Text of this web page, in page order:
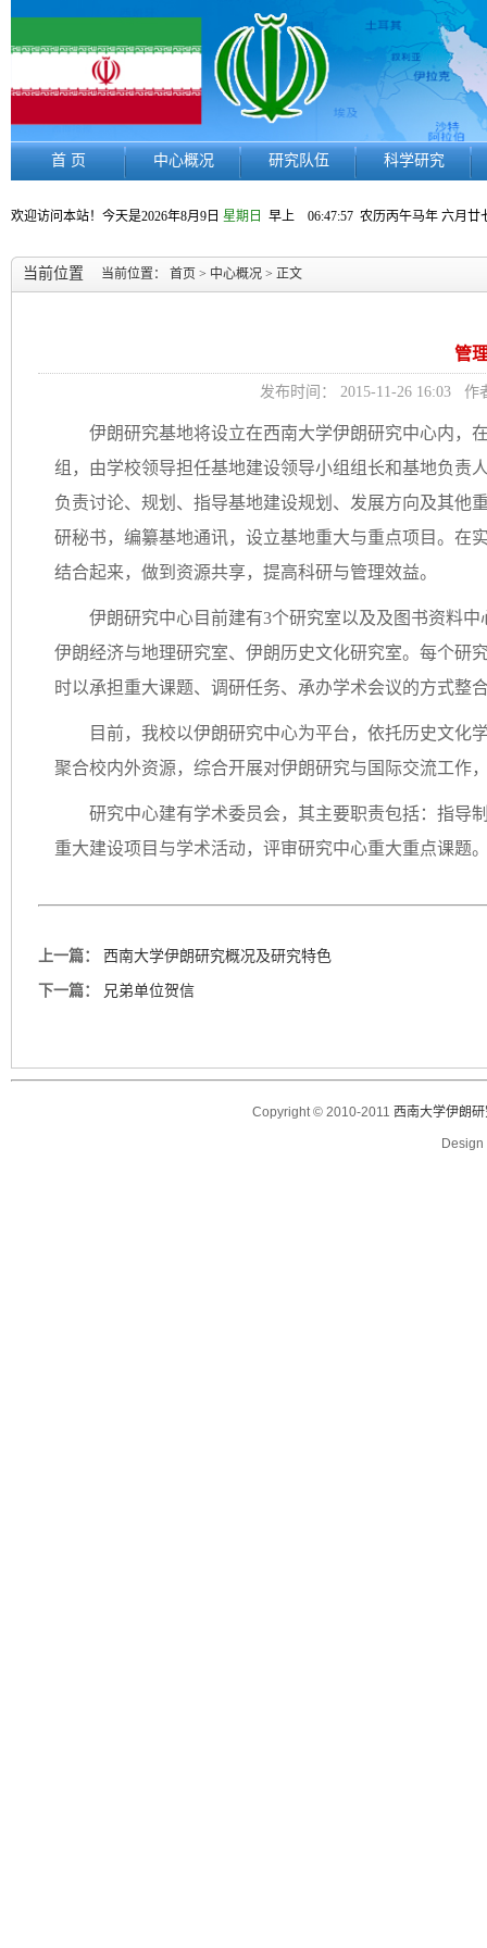
首 页 中心概况 研究队伍 科学研究
欢迎访问本站！今天是2026年8月9日 星期日 早上 06:47:57 农历丙午马年 六月廿
当前位置 当前位置： 首页 > 中心概况 > 正文
管
发布时间： 2015-11-26 16:03
伊朗研究基地将设立在西南大学伊朗研究中心内，
组，由学校领导担任基地建设领导小组组长和基地负责
负责讨论、规划、指导基地建设规划、发展方向及其他
研秘书，编纂基地通讯，设立基地重大与重点项目。在
结合起来，做到资源共享，提高科研与管理效益。
伊朗研究中心目前建有3个研究室以及及图书资料
伊朗经济与地理研究室、伊朗历史文化研究室。每个研
时以承担重大课题、调研任务、承办学术会议的方式整
目前，我校以伊朗研究中心为平台，依托历史文化
聚合校内外资源，综合开展对伊朗研究与国际交流工作
研究中心建有学术委员会，其主要职责包括：指导
重大建设项目与学术活动，评审研究中心重大重点课题
上一篇： 西南大学伊朗研究概况及研究特色
下一篇： 兄弟单位贺信
Copyright © 2010-2011 西南大学伊朗